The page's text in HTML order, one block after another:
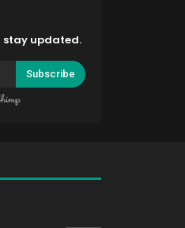
stay updated.
Subscribe